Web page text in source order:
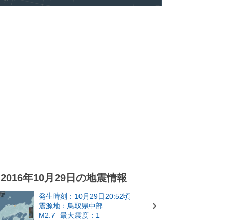
2016年10月29日の地震情報
発生時刻：10月29日20:52頃
震源地：鳥取県中部
M2.7
最大震度：1